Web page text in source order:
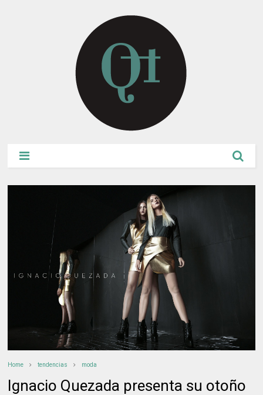
Home tendencias moda
Ignacio Quezada presenta su otoño